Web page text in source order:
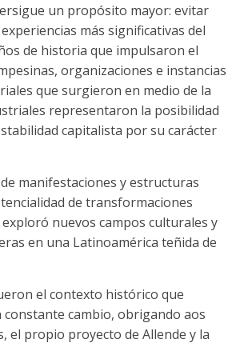
un propósito mayor: evitar
más significativas del
de historia que impulsaron el
, organizaciones e instancias
que surgieron en medio de la
representaron la posibilidad
capitalista por su carácter
manifestaciones y estructuras
de transformaciones
nuevos campos culturales y
en una Latinoamérica teñida de
el contexto histórico que
constante cambio, obrigando aos
el propio proyecto de Allende y la